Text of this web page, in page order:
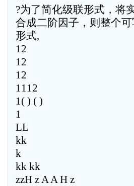
?为了简化级联形式，将
合成二阶因子，则整个
形式,
12
12
12
1112
1( ) ( )
1
LL
kk
k
kk kk
zzH z A A H z